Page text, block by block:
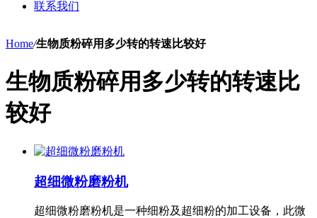
联系我们
Home/生物质粉碎用多少转的转速比较好
生物质粉碎用多少转的转速比
较好
超细微粉磨粉机
超细微粉磨粉机是一种细粉及超细粉的加工设备，此微